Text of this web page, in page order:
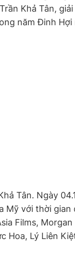
Khả Tân,
năm Đinh Hợi
Tân. Ngày
Mỹ với thời gian
Films, Morgan
Hoa, Lý Liên